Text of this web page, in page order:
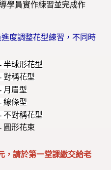
學員實作練習並完成作
度調整花型練習，不同時
半球形花型
對稱花型
月眉型
線條型
不對稱花型
圓形花束
，請於第一堂課繳交給老